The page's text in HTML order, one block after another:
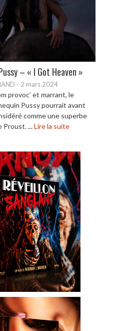
– « I Got Heaven »
- 2 mars 2024
provoc’ et marrant, le
Pussy pourrait avant
comme une superbe
Proust. ...Lire la suite